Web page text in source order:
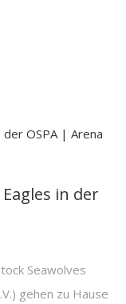
in der
Seawolves
gehen zu Hause